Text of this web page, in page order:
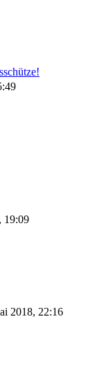
19:09
2018, 22:16